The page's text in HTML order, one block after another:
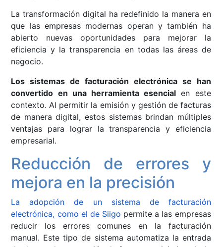
La transformación digital ha redefinido la manera en
que las empresas modernas operan y también ha
abierto nuevas oportunidades para mejorar la
eficiencia y la transparencia en todas las áreas de
negocio.
Los sistemas de facturación electrónica se han
convertido en una herramienta esencial en este
contexto. Al permitir la emisión y gestión de facturas
de manera digital, estos sistemas brindan múltiples
ventajas para lograr la transparencia y eficiencia
empresarial.
Reducción de errores y
mejora en la precisión
La adopción de un sistema de facturación
electrónica, como el de Siigo permite a las empresas
reducir los errores comunes en la facturación
manual. Este tipo de sistema automatiza la entrada